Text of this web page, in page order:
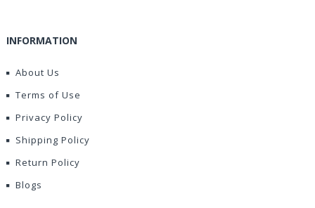
INFORMATION
About Us
Terms of Use
Privacy Policy
Shipping Policy
Return Policy
Blogs